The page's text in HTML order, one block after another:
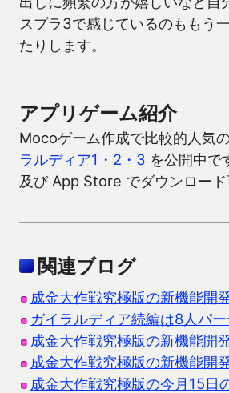
スプラ3で感じているのももう
たりします。
アプリゲーム紹介
Mocoゲーム作成で比較的人気
ラルディア1・2・3 を公開中で
及び App Store でダウンロード
関連ブログ
成金大作戦究極版の新機能開
ガイラルディア続編は8人パ
成金大作戦究極版の新機能開
成金大作戦究極版の新機能開
成金大作戦究極版の今月15日